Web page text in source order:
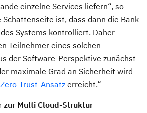
einzelne Services liefern“, so
Schattenseite ist, dass dann die Bank
Systems kontrolliert. Daher
Teilnehmer eines solchen
der Software-Perspektive zunächst
maximale Grad an Sicherheit wird
Zero-Trust-Ansatz erreicht.“
zur Multi Cloud-Struktur